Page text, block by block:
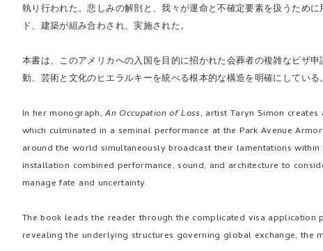
執り行われた。悲しみの解剖と、我々が運命と不確定要素を扱うために
ド、建築が組み合わされ、実施された。
本書は、このアメリカへの入国を目的に招かれた会葬者の複雑なビザ
動、芸術と文化のヒエラルキーを統べる根本的な構造を明確にしている。
In her monograph,An Occupation of Loss, artist Taryn Simon
which culminated in a seminal performance at the Park Avenue
around the world simultaneously broadcast their lamentations
installation combined performance, sound, and architecture to
manage fate and uncertainty.
The book leads the reader through the complicated visa
revealing the underlying structures governing global exchange, the